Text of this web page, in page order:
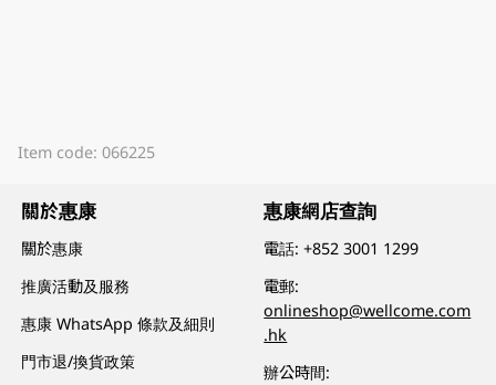
Item code: 066225
關於惠康
關於惠康
推廣活動及服務
惠康 WhatsApp 條款及細則
門市退/換貨政策
惠康網店查詢
電話:+852 3001 1299
電郵:
onlineshop@wellcome.com
.hk
辦公時間: